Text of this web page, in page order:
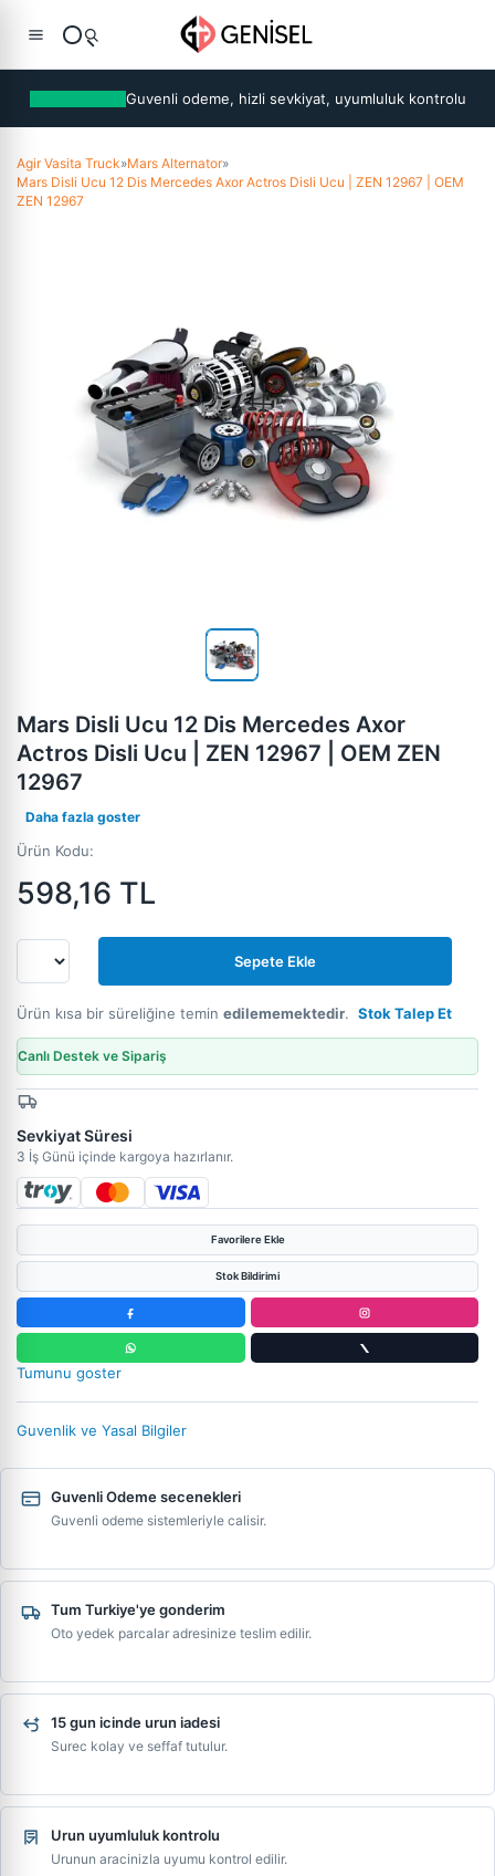
Guvenli odeme, hizli sevkiyat, uyumluluk kontrolu
Agir Vasita Truck»Mars Alternator»
Mars Disli Ucu 12 Dis Mercedes Axor Actros Disli Ucu | ZEN 12967 | OEM
ZEN 12967
Mars Disli Ucu 12 Dis Mercedes Axor
Actros Disli Ucu | ZEN 12967 | OEM ZEN
12967
Daha fazla goster
Ürün Kodu:
598,16 TL
Sepete Ekle
Ürün kısa bir süreliğine temin edilememektedir. Stok Talep Et
Canlı Destek ve Sipariş
Sevkiyat Süresi
3 İş Günü içinde kargoya hazırlanır.
Favorilere Ekle
Stok Bildirimi
Tumunu goster
Guvenlik ve Yasal Bilgiler
Guvenli Odeme secenekleri
Guvenli odeme sistemleriyle calisir.
Tum Turkiye'ye gonderim
Oto yedek parcalar adresinize teslim edilir.
15 gun icinde urun iadesi
Surec kolay ve seffaf tutulur.
Urun uyumluluk kontrolu
Urunun aracinizla uyumu kontrol edilir.